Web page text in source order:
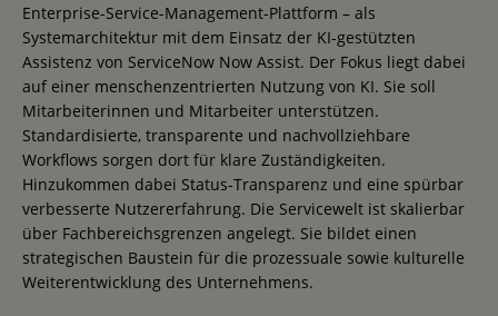
Enterprise-Service-Management-Plattform – als
Systemarchitektur mit dem Einsatz der KI-gestützten
Assistenz von ServiceNow Now Assist. Der Fokus liegt dabei
auf einer menschenzentrierten Nutzung von KI. Sie soll
Mitarbeiterinnen und Mitarbeiter unterstützen.
Standardisierte, transparente und nachvollziehbare
Workflows sorgen dort für klare Zuständigkeiten.
Hinzukommen dabei Status-Transparenz und eine spürbar
verbesserte Nutzererfahrung. Die Servicewelt ist skalierbar
über Fachbereichsgrenzen angelegt. Sie bildet einen
strategischen Baustein für die prozessuale sowie kulturelle
Weiterentwicklung des Unternehmens.